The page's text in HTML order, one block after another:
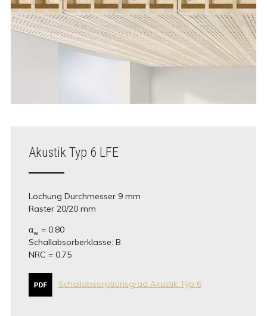
Akustik Typ 6 LFE
Lochung Durchmesser 9 mm
Raster 20/20 mm
αw = 0.80
Schallabsorberklasse: B
NRC = 0.75
Schallabsorptionsgrad Akustik Typ 6